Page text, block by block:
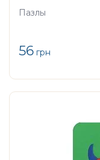
Пазлы
56 грн